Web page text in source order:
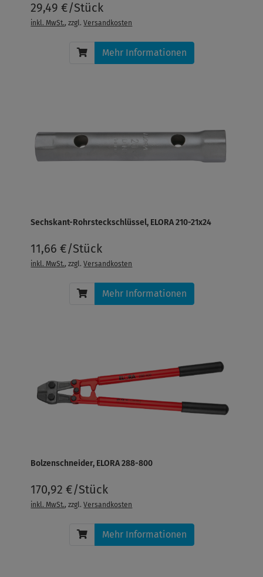
29,49 €/Stück
inkl. MwSt., zzgl.Versandkosten
Mehr Informationen
Sechskant-Rohrsteckschlüssel, ELORA 210-21x24
11,66 €/Stück
inkl. MwSt., zzgl.Versandkosten
Mehr Informationen
Bolzenschneider, ELORA 288-800
170,92 €/Stück
inkl. MwSt., zzgl.Versandkosten
Mehr Informationen